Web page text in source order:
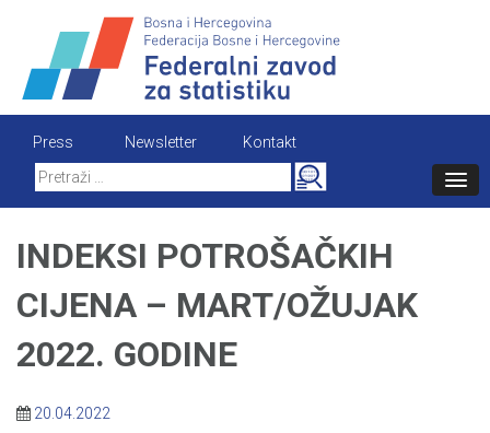
content
Press Newsletter
Kontakt
Search
for:
INDEKSI POTROŠAČKIH
CIJENA – MART/OŽUJAK
2022. GODINE
20.04.2022